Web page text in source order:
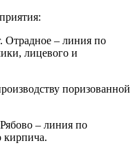
Отрадное – линия по
лицевого и
поризованной
– линия по
кирпича.